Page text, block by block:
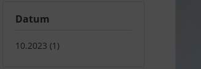
Datum
10.2023 (1)